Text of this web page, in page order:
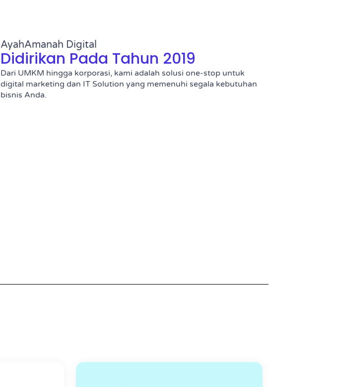
AyahAmanah Digital
Didirikan Pada Tahun 2019
Dari UMKM hingga korporasi, kami adalah solusi one-stop untuk
digital marketing dan IT Solution yang memenuhi segala kebutuhan
bisnis Anda.